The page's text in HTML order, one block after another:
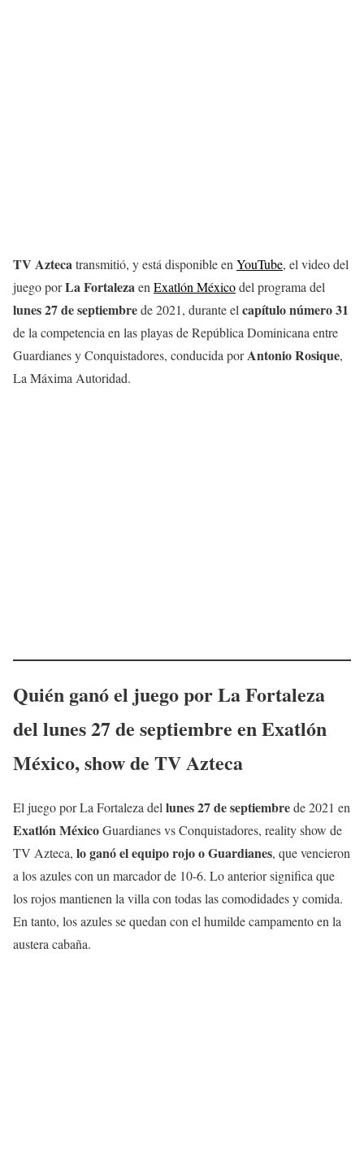
TV Aztecatransmitió, y está disponible en YouTube, el video del
juego porLa Fortalezaen Exatlón Méxicodel programa del
lunes 27 de septiembrede 2021, durante el capítulo número 31
de la competencia en las playas de República Dominicana entre
Guardianes y Conquistadores, conducida porAntonio Rosique,
La Máxima Autoridad.
Quién ganó el juego por La Fortaleza
del lunes 27de septiembre en Exatlón
México, show de TV Azteca
El juego por La Fortaleza del lunes 27de septiembrede 2021 en
Exatlón MéxicoGuardianes vs Conquistadores, reality show de
TV Azteca, lo ganó el equipo rojo o Guardianes, que vencieron
a los azules con un marcador de 10-6. Lo anterior significa que
los rojos mantienen la villa con todas las comodidades y comida.
En tanto, los azules se quedan con el humilde campamento en la
austera cabaña.